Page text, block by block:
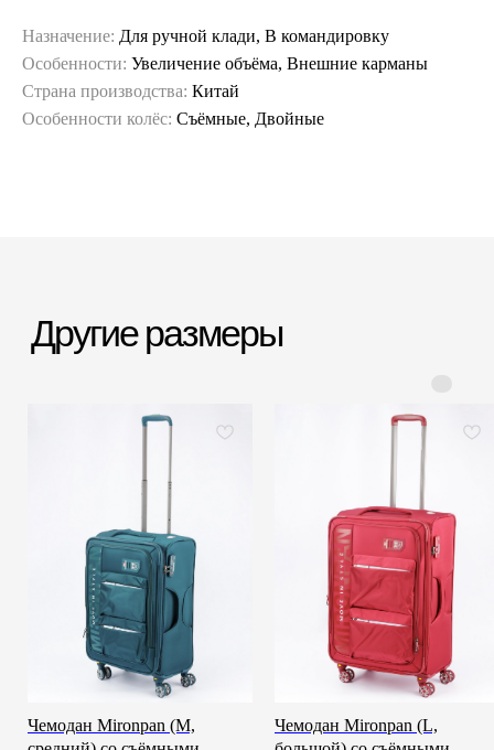
Назначение: Для ручной клади, В командировку
Особенности: Увеличение объёма, Внешние карманы
Страна производства: Китай
Особенности колёс: Съёмные, Двойные
Чемодан Mironpan (M,
Чемодан Mironpan (L,
в СПб > 100 м²
Срочная доставка
за 60-90 минут
Всё о товаре и покупке